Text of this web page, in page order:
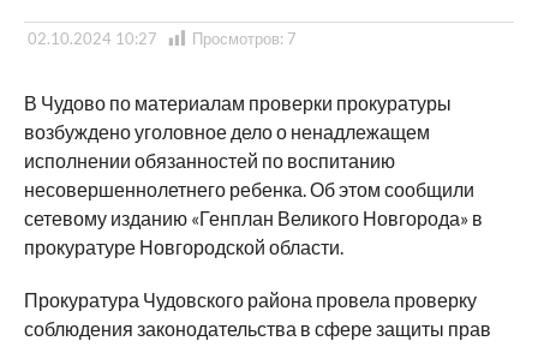
02.10.2024 10:27 Просмотров: 7
В Чудово по материалам проверки прокуратуры
возбуждено уголовное дело о ненадлежащем
исполнении обязанностей по воспитанию
несовершеннолетнего ребенка. Об этом сообщили
сетевому изданию «Генплан Великого Новгорода» в
прокуратуре Новгородской области.
Прокуратура Чудовского района провела проверку
соблюдения законодательства в сфере защиты прав